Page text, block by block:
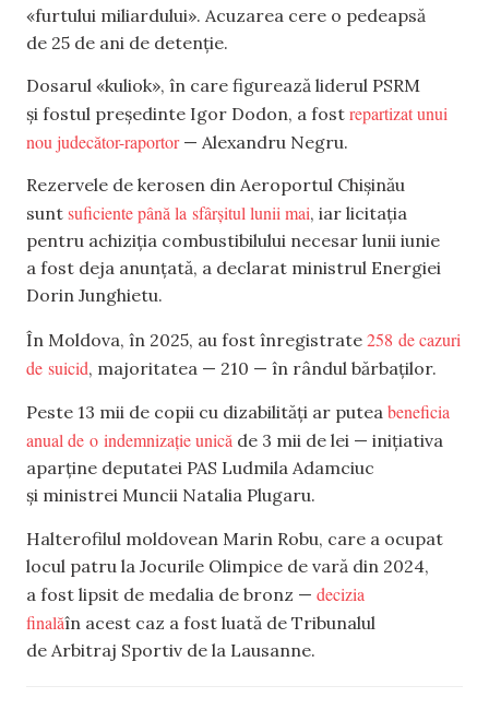
«furtului miliardului». Acuzarea cere o pedeapsă
de 25 de ani de detenție.
Dosarul «kuliok», în care figurează liderul PSRM
și fostul președinte Igor Dodon, a fost repartizat unui
nou judecător-raportor— Alexandru Negru.
Rezervele de kerosen din Aeroportul Chișinău
sunt suficiente până la sfârșitul lunii mai, iar licitația
pentru achiziția combustibilului necesar lunii iunie
a fost deja anunțată, a declarat ministrul Energiei
Dorin Junghietu.
În Moldova, în 2025, au fost înregistrate 258 de cazuri
de suicid, majoritatea — 210 — în rândul bărbaților.
Peste 13 mii de copii cu dizabilități ar putea beneficia
anual de o indemnizație unică de 3 mii de lei — inițiativa
aparține deputatei PAS Ludmila Adamciuc
și ministrei Muncii Natalia Plugaru.
Halterofilul moldovean Marin Robu, care a ocupat
locul patru la Jocurile Olimpice de vară din 2024,
a fost lipsit de medalia de bronz — decizia
finalăîn acest caz a fost luată de Tribunalul
de Arbitraj Sportiv de la Lausanne.